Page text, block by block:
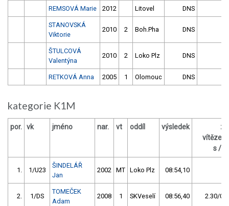
REMSOVÁ Marie 2012 Litovel DNS
STANOVSKÁ
Viktorie
2010 2 Boh.Pha DNS
ŠTULCOVÁ
Valentýna
2010 2 Loko Plz DNS
RETKOVÁ Anna 2005 1 Olomouc DNS
kategorie K1M
por. vk jméno nar. vt oddíl výsledek
za
vítězem
s / %
1. 1/U23
ŠINDELÁŘ
Jan
2002 MT Loko Plz 08:54,10
2. 1/DS
TOMEČEK
Adam
2008 1 SKVeselí 08:56,40 2.30/0,4